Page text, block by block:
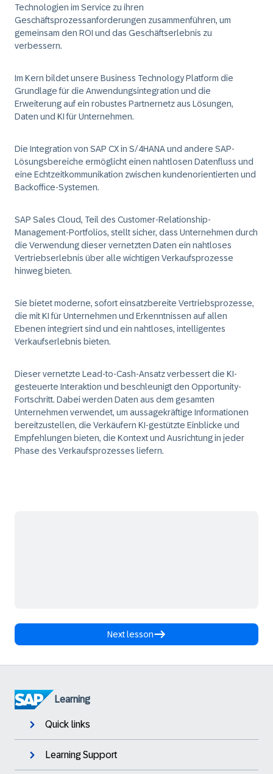
Technologien im Service zu ihren
Geschäftsprozessanforderungen zusammenführen, um
gemeinsam den ROI und das Geschäftserlebnis zu
verbessern.
Im Kern bildet unsere Business Technology Platform die
Grundlage für die Anwendungsintegration und die
Erweiterung auf ein robustes Partnernetz aus Lösungen,
Daten und KI für Unternehmen.
Die Integration von SAP CX in S/4HANA und andere SAP-
Lösungsbereiche ermöglicht einen nahtlosen Datenfluss und
eine Echtzeitkommunikation zwischen kundenorientierten und
Backoffice-Systemen.
SAP Sales Cloud, Teil des Customer-Relationship-
Management-Portfolios, stellt sicher, dass Unternehmen durch
die Verwendung dieser vernetzten Daten ein nahtloses
Vertriebserlebnis über alle wichtigen Verkaufsprozesse
hinweg bieten.
Sie bietet moderne, sofort einsatzbereite Vertriebsprozesse,
die mit KI für Unternehmen und Erkenntnissen auf allen
Ebenen integriert sind und ein nahtloses, intelligentes
Verkaufserlebnis bieten.
Dieser vernetzte Lead-to-Cash-Ansatz verbessert die KI-
gesteuerte Interaktion und beschleunigt den Opportunity-
Fortschritt. Dabei werden Daten aus dem gesamten
Unternehmen verwendet, um aussagekräftige Informationen
bereitzustellen, die Verkäufern KI-gestützte Einblicke und
Empfehlungen bieten, die Kontext und Ausrichtung in jeder
Phase des Verkaufsprozesses liefern.
Next lesson
Learning
Quick links
Learning Support